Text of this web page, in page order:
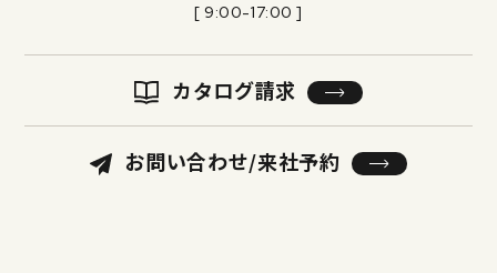
[ 9:00-17:00 ]
カタログ請求
お問い合わせ/来社予約